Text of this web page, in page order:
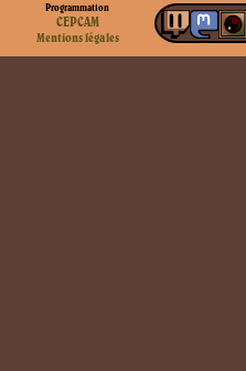
Programmation
CEPCAM
Mentions légales